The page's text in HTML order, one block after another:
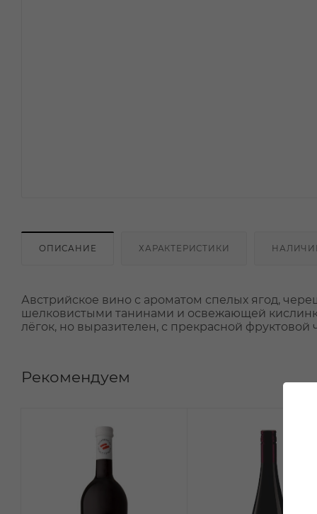
ОПИСАНИЕ ХАРАКТЕРИСТИКИ
Австрийское вино с ароматом спелых ягод,
шелковистыми танинами и освежающей
лёгок, но выразителен, с прекрасной
Рекомендуем